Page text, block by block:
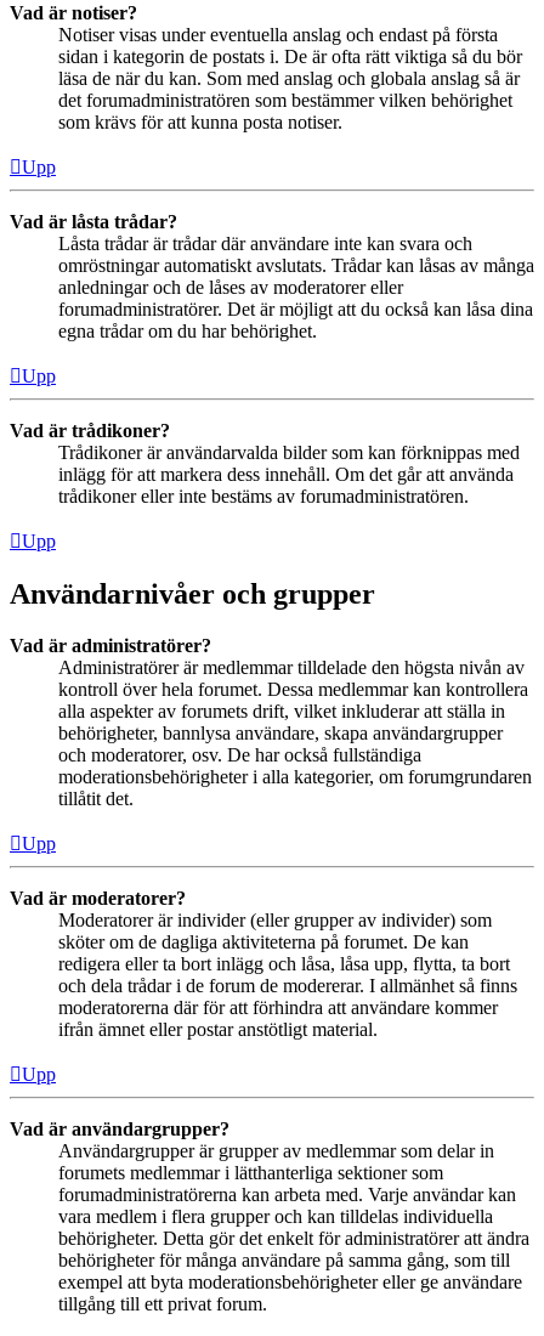
Vad är notiser?
Notiser visas under eventuella anslag och endast på första
sidan i kategorin de postats i. De är ofta rätt viktiga så du bör
läsa de när du kan. Som med anslag och globala anslag så är
det forumadministratören som bestämmer vilken behörighet
som krävs för att kunna posta notiser.
Upp
Vad är låsta trådar?
Låsta trådar är trådar där användare inte kan svara och
omröstningar automatiskt avslutats. Trådar kan låsas av många
anledningar och de låses av moderatorer eller
forumadministratörer. Det är möjligt att du också kan låsa dina
egna trådar om du har behörighet.
Upp
Vad är trådikoner?
Trådikoner är användarvalda bilder som kan förknippas med
inlägg för att markera dess innehåll. Om det går att använda
trådikoner eller inte bestäms av forumadministratören.
Upp
Användarnivåer och grupper
Vad är administratörer?
Administratörer är medlemmar tilldelade den högsta nivån av
kontroll över hela forumet. Dessa medlemmar kan kontrollera
alla aspekter av forumets drift, vilket inkluderar att ställa in
behörigheter, bannlysa användare, skapa användargrupper
och moderatorer, osv. De har också fullständiga
moderationsbehörigheter i alla kategorier, om forumgrundaren
tillåtit det.
Upp
Vad är moderatorer?
Moderatorer är individer (eller grupper av individer) som
sköter om de dagliga aktiviteterna på forumet. De kan
redigera eller ta bort inlägg och låsa, låsa upp, flytta, ta bort
och dela trådar i de forum de modererar. I allmänhet så finns
moderatorerna där för att förhindra att användare kommer
ifrån ämnet eller postar anstötligt material.
Upp
Vad är användargrupper?
Användargrupper är grupper av medlemmar som delar in
forumets medlemmar i lätthanterliga sektioner som
forumadministratörerna kan arbeta med. Varje användar kan
vara medlem i flera grupper och kan tilldelas individuella
behörigheter. Detta gör det enkelt för administratörer att ändra
behörigheter för många användare på samma gång, som till
exempel att byta moderationsbehörigheter eller ge användare
tillgång till ett privat forum.